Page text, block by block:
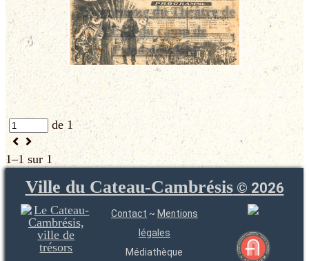
Programme du Théâtre de
l'Exil du camp de
Friedrichsfeld
de 1
1–1 sur 1
Ville du Cateau-Cambrésis© 2026
Contact ~ Mentions
légales
Médiathèque